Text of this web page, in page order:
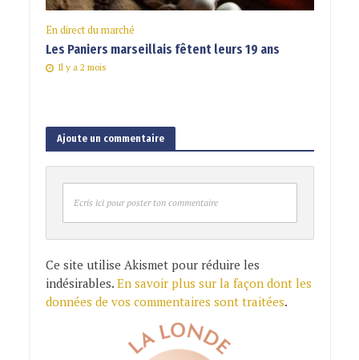
En direct du marché
Les Paniers marseillais fêtent leurs 19 ans
Il y a 2 mois
Ajoute un commentaire
Ecris ici pour poster ton commentaire
Ce site utilise Akismet pour réduire les
indésirables. En savoir plus sur la façon dont les
données de vos commentaires sont traitées.